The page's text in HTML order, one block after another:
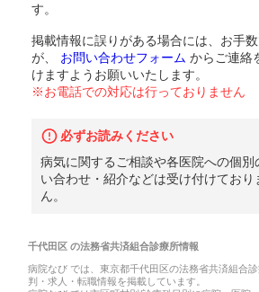
す。
掲載情報に誤りがある場合には、お手
が、
お問い合わせフォーム からご連絡
けますようお願いいたします。
※お電話での対応は行っておりません
必ずお読みください
病気に関するご相談や各医院への個別
い合わせ・紹介などは受け付けており
ん。
千代田区の法務省共済組合診療所情報
病院なび では、 東京都千代田区の法務省共済組合
判・求人・転職情報を掲載しています。